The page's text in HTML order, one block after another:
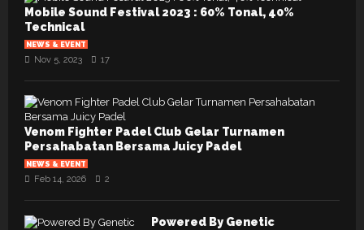
Mobile Sound Festival 2023 : 60% Tonal, 40%
Technical
NEWS & EVENT
Nov 5, 2023 17
Venom Fighter Padel Club Gelar Turnamen
Persahabatan Bersama Juicy Padel
NEWS & EVENT
Feb 14, 2026 2
Powered By Genetic